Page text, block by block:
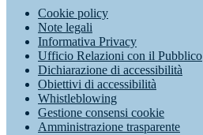
Cookie policy
Note legali
Informativa Privacy
Ufficio Relazioni con il Pubblico
Dichiarazione di accessibilità
Obiettivi di accessibilità
Whistleblowing
Gestione consensi cookie
Amministrazione trasparente